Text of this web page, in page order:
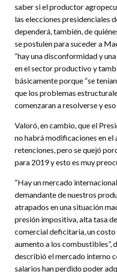
saber si el productor
las elecciones presidenciales
dependerá, también, de
se postulen para suceder a
“hay una disconformidad y
en el sector productivo y
básicamente porque “se
que los problemas
comenzaran a resolverse y
Valoró, en cambio, que el
no habrá modificaciones en el
retenciones, pero se quejó
para 2019 y esto es muy
“Hay un mercado
demandante de nuestros
atrapados en una situación
presión impositiva, alta tasa
comercial deficitaria, un
aumento a los combustibles”,
describió el mercado interno
salarios han perdido poder